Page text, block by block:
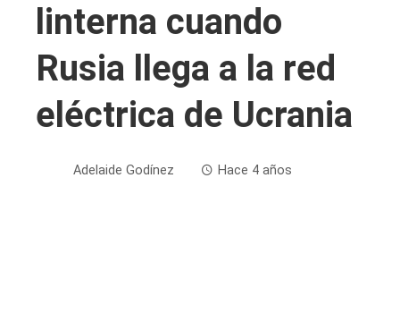
linterna cuando
Rusia llega a la red
eléctrica de Ucrania
Adelaide Godínez Hace 4 años